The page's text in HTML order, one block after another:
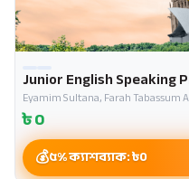
Junior English Speaking
Eyamim Sultana, Farah Tabassum
৳0
৫% ক্যাশব্যাক: ৳0